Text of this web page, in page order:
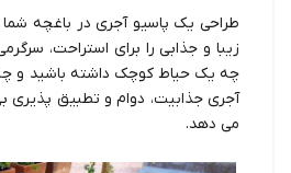
طراحی یک پاسیو آجری در باغچه
زیبا و جذابی را برای استراحت،
چه یک حیاط کوچک داشته باشید و
آجری جذابیت، دوام و تطبیق پذیری بی
می دهد.